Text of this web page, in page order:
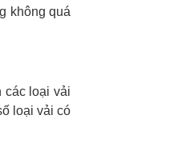
không quá
các loại vải
loại vải có